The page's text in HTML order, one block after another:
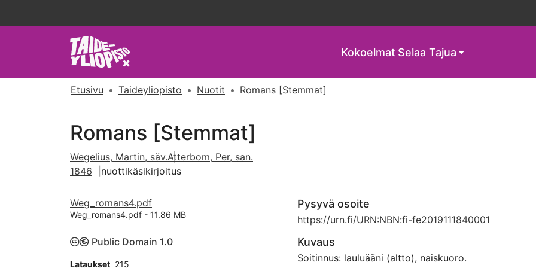
Kokoelmat Selaa Tajua
Etusivu Taideyliopisto Nuotit Romans [Stemmat]
Romans [Stemmat]
Wegelius, Martin, säv.Atterbom, Per, san.
1846
nuottikäsikirjoitus
Weg_romans4.pdf
Weg_romans4.pdf - 11.86 MB
Public Domain 1.0
Lataukset 215
Pysyvä osoite
https://urn.fi/URN:NBN:fi-fe2019111840001
Kuvaus
Soitinnus: lauluääni (altto), naiskuoro.